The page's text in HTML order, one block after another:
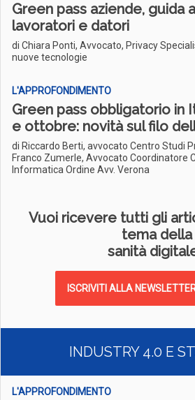
Green pass aziende, guida
lavoratori e datori
di Chiara Ponti, Avvocato, Privacy
nuove tecnologie
L'APPROFONDIMENTO
Green pass obbligatorio in
e ottobre: novità sul filo
di Riccardo Berti, avvocato Centro Studi
Franco Zumerle, Avvocato Coordinatore
Informatica Ordine Avv. Verona
Vuoi ricevere tutti gli
tema della
sanità
ISCRIVITI ALLA
INDUSTRY 4.0 E
L'APPROFONDIMENTO